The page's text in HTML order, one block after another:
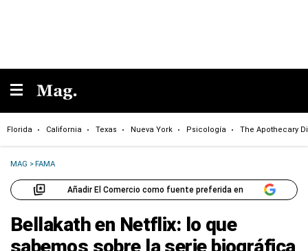
Florida California Texas Nueva York Psicología The Apothecary
MAG >FAMA
Añadir El Comercio como fuente preferida en
Bellakath en Netflix: lo que